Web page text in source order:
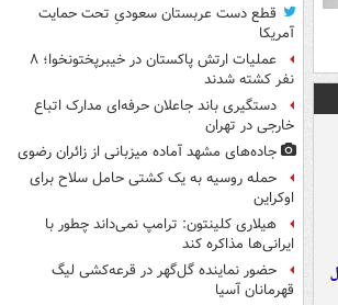
قطع دست عربستان سعودیِ تحت حمایت
آمریکا
عملیات ارتش پاکستان در خیبرپختونخوا؛ ۸
نفر کشته شدند
دستگیری باند جاعلان حرفه‌ای مدارک اتباع
خارجی در تهران
جاده‌های مشهد آماده میزبانی از زائران رضوی
حمله روسیه به یک کشتی حامل سلاح برای
اوکراین
هیلاری کلینتون: ترامپ نمی‌داند چطور با
ایرانی‌ها مذاکره کند
حضور نماینده گل‌گهر در قرعه‌کشی لیگ
قهرمانان آسیا